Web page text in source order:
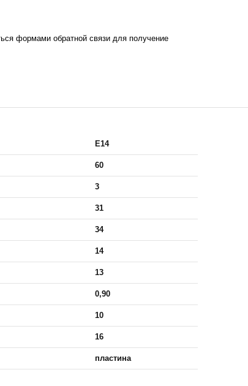
формами обратной связи для получение
E14
60
3
31
34
14
13
0,90
10
16
пластина